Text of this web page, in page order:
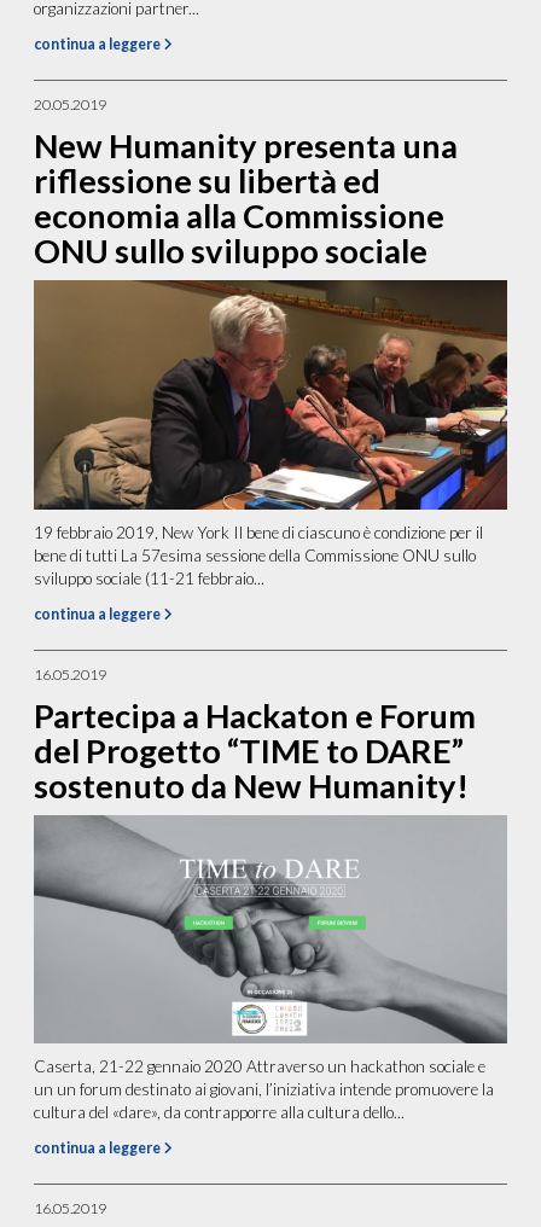
organizzazioni partner...
continua a leggere
20.05.2019
New Humanity presenta una
riflessione su libertà ed
economia alla Commissione
ONU sullo sviluppo sociale
19 febbraio 2019, New York Il bene di ciascuno è condizione per il
bene di tutti La 57esima sessione della Commissione ONU sullo
sviluppo sociale (11-21 febbraio...
continua a leggere
16.05.2019
Partecipa a Hackaton e Forum
del Progetto “TIME to DARE”
sostenuto da New Humanity!
Caserta, 21-22 gennaio 2020 Attraverso un hackathon sociale e
un un forum destinato ai giovani, l’iniziativa intende promuovere la
cultura del «dare», da contrapporre alla cultura dello...
continua a leggere
16.05.2019